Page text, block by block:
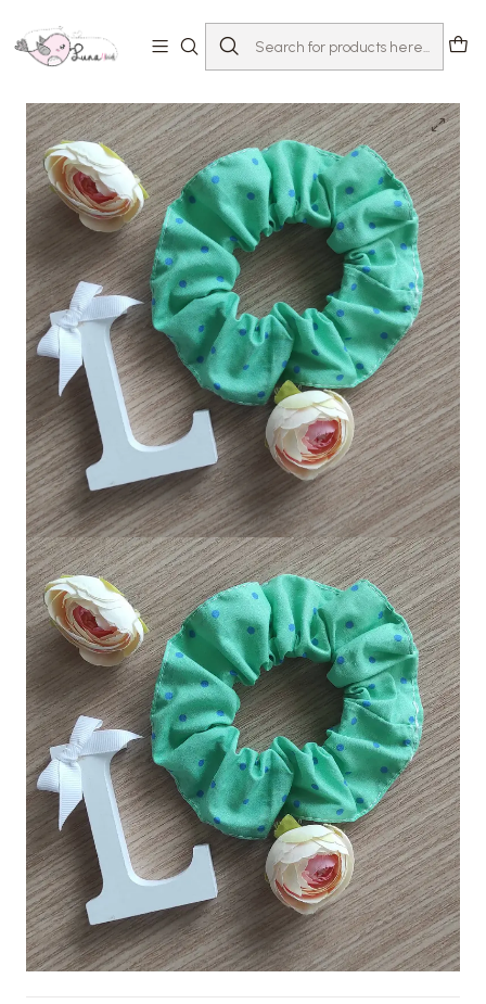
Acessórios
Scrunchies
Scrunchie Polka Dot Alface com Pinta Azul